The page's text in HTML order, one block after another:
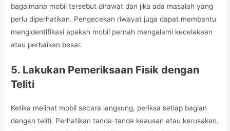
bagaimana mobil tersebut dirawat dan jika ada masalah yang
perlu diperhatikan. Pengecekan riwayat juga dapat membantu
mengidentifikasi apakah mobil pernah mengalami kecelakaan
atau perbaikan besar.
5. Lakukan Pemeriksaan Fisik dengan
Teliti
Ketika melihat mobil secara langsung, periksa setiap bagian
dengan teliti. Perhatikan tanda-tanda keausan atau kerusakan.